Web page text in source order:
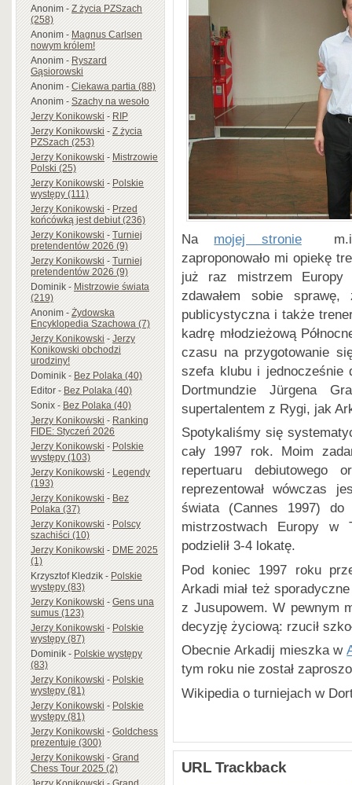
Anonim-Z życia PZSzach
(258)
Anonim-Magnus Carlsen
nowym królem!
Anonim-Ryszard
Gąsiorowski
Anonim-Ciekawa partia (88)
Anonim-Szachy na wesoło
Jerzy Konikowski-RIP
Jerzy Konikowski-Z życia
PZSzach (253)
Jerzy Konikowski-Mistrzowie
Polski (25)
Jerzy Konikowski-Polskie
występy (111)
Jerzy Konikowski-Przed
końcówką jest debiut (236)
Jerzy Konikowski-Turniej
pretendentów 2026 (9)
Jerzy Konikowski-Turniej
pretendentów 2026 (9)
Dominik-Mistrzowie świata
(219)
Anonim-Żydowska
Encyklopedia Szachowa (7)
Jerzy Konikowski-Jerzy
Konikowski obchodzi
urodziny!
Dominik-Bez Polaka (40)
Editor-Bez Polaka (40)
Sonix-Bez Polaka (40)
Jerzy Konikowski-Ranking
FIDE: Styczeń 2026
Jerzy Konikowski-Polskie
występy (103)
Jerzy Konikowski-Legendy
(193)
Jerzy Konikowski-Bez
Polaka (37)
Jerzy Konikowski-Polscy
szachiści (10)
Jerzy Konikowski-DME 2025
(1)
Krzysztof Kledzik-Polskie
występy (83)
Jerzy Konikowski-Gens una
sumus (123)
Jerzy Konikowski-Polskie
występy (87)
Dominik-Polskie występy
(83)
Jerzy Konikowski-Polskie
występy (81)
Jerzy Konikowski-Polskie
występy (81)
Jerzy Konikowski-Goldchess
prezentuje (300)
Jerzy Konikowski-Grand
Chess Tour 2025 (2)
Na mojej stroniem.in.
zaproponowało mi opiekę
już raz mistrzem
zdawałem sobie
publicystyczna i także
kadrę młodzieżową
czasu na przygotowanie
szefa klubu i jednocześnie
Dortmundzie Jürgena
supertalentem z Rygi, jak
Spotykaliśmy się
cały 1997 rok. Moim
repertuaru debiutowego
reprezentował wówczas
świata (Cannes 1997)
mistrzostwach Europy w
podzielił 3-4 lokatę.
Pod koniec 1997 roku
Arkadi miał też
z Jusupowem. W pewnym
decyzję życiową: rzucił
Obecnie Arkadij mieszka w
tym roku nie został
Wikipedia o turniejach w
URL Trackback